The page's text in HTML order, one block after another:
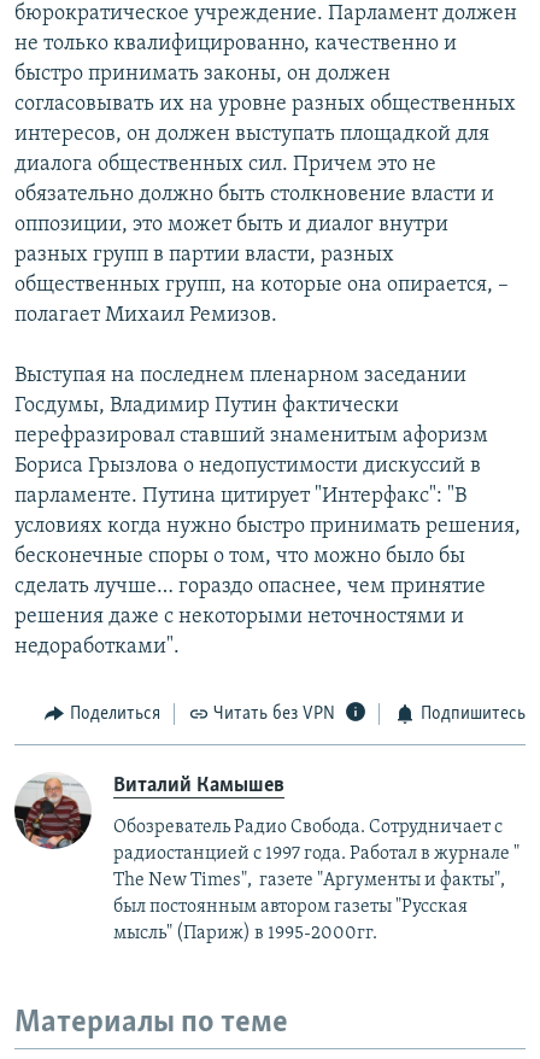
бюрократическое учреждение. Парламент должен
не только квалифицированно, качественно и
быстро принимать законы, он должен
согласовывать их на уровне разных общественных
интересов, он должен выступать площадкой для
диалога общественных сил. Причем это не
обязательно должно быть столкновение власти и
оппозиции, это может быть и диалог внутри
разных групп в партии власти, разных
общественных групп, на которые она опирается, –
полагает Михаил Ремизов.
Выступая на последнем пленарном заседании
Госдумы, Владимир Путин фактически
перефразировал ставший знаменитым афоризм
Бориса Грызлова о недопустимости дискуссий в
парламенте. Путина цитирует "Интерфакс": "В
условиях когда нужно быстро принимать решения,
бесконечные споры о том, что можно было бы
сделать лучше… гораздо опаснее, чем принятие
решения даже с некоторыми неточностями и
недоработками".
Поделиться Читать без VPN Подпишитесь
Виталий Камышев
Обозреватель Радио Свобода. Сотрудничает с
радиостанцией с 1997 года. Работал в журнале "
The New Times", газете "Аргументы и факты",
был постоянным автором газеты "Русская
мысль" (Париж) в 1995-2000гг.
Материалы по теме